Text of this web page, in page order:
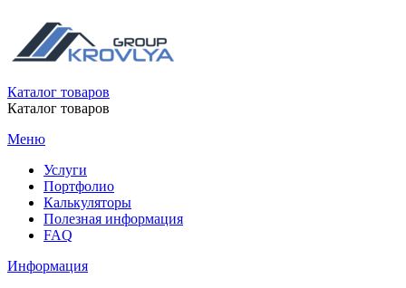
Каталог товаров
Каталог товаров
Меню
Услуги
Портфолио
Калькуляторы
Полезная информация
FAQ
Информация